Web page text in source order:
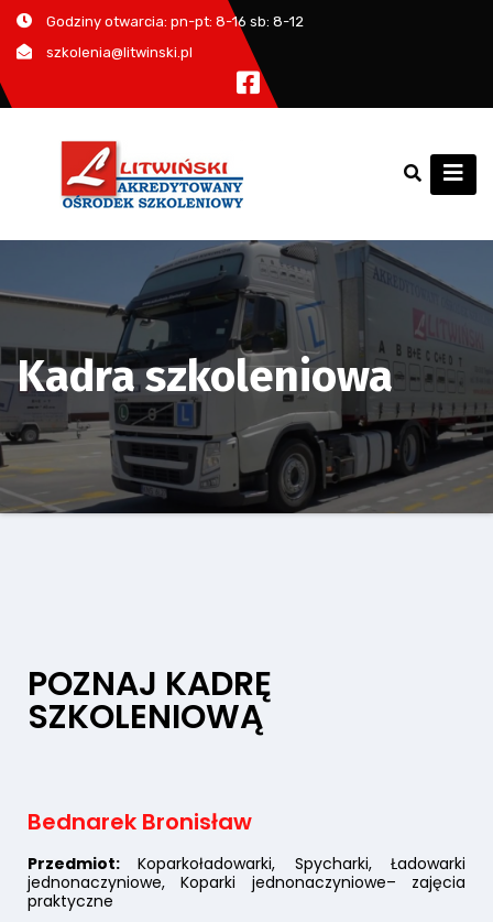
Godziny otwarcia: pn-pt: 8-16 sb: 8-12
szkolenia@litwinski.pl
Kadra szkoleniowa
POZNAJ KADRĘ
SZKOLENIOWĄ
Bednarek Bronisław
Przedmiot:Koparkoładowarki, Spycharki, Ładowarki
jednonaczyniowe, Koparki jednonaczyniowe– zajęcia
praktyczne